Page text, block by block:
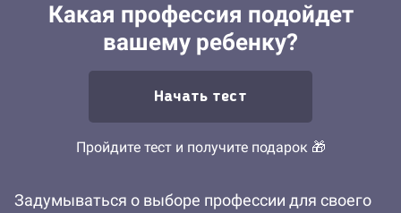
Какая профессия подойдет
вашему ребенку?
Начать тест
Пройдите тест и получите подарок 🎁
Задумываться о выборе профессии для своего